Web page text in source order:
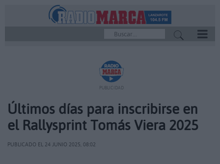
PUBLICIDAD
Últimos días para inscribirse en
el Rallysprint Tomás Viera 2025
PUBLICADO EL 24 JUNIO 2025, 08:02